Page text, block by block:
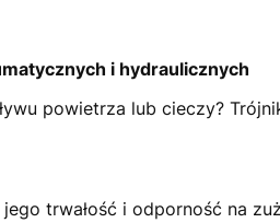
i hydraulicznych
powietrza lub cieczy?
trwałość i odporność na